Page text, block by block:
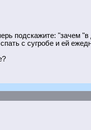
подскажите: "зачем "в
с сугробе и ей